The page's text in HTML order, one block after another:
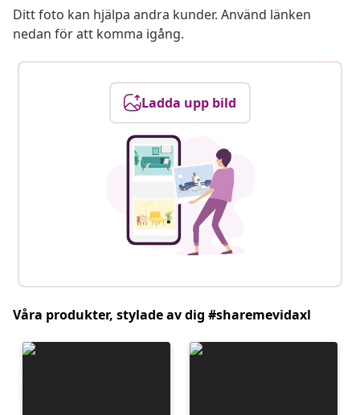
Ditt foto kan hjälpa andra kunder. Använd länken
nedan för att komma igång.
Ladda upp bild
Våra produkter, stylade av dig #sharemevidaxl